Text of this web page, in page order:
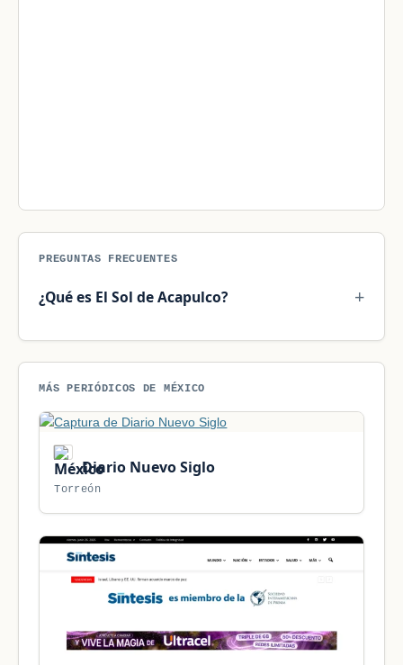
PREGUNTAS FRECUENTES
¿Qué es El Sol de Acapulco?
MÁS PERIÓDICOS DE MÉXICO
Diario Nuevo Siglo
Torreón